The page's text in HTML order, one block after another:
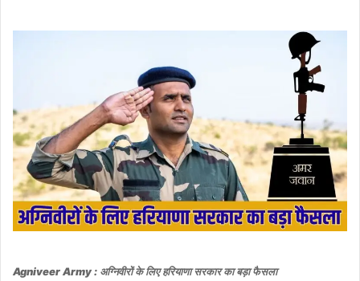
Agniveer Army : अग्निवीरों के लिए हरियाणा सरकार का बड़ा फैसला